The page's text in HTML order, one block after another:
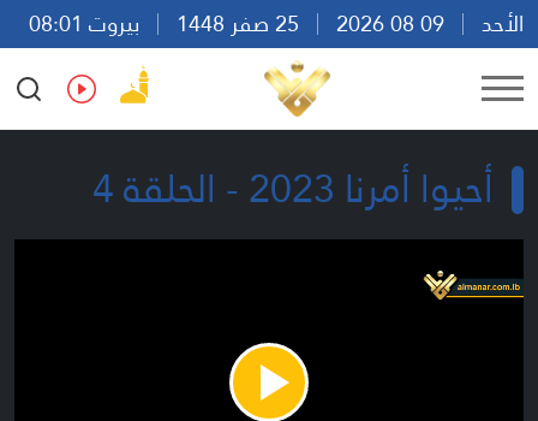
الأحد
بيروت 08:01
Ar
En Fr Es
أحيوا أمرنا 2023 - الحلقة 4
Play
Video